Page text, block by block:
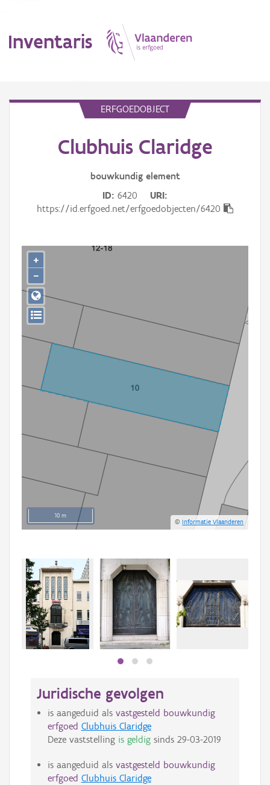
Inventaris
Erfgoedobject
Gebeurtenis
Persoon of collectief
Downloads
Aanmelden
ERFGOEDOBJECT
Clubhuis Claridge
bouwkundig element
ID 6420
URI
https://id.erfgoed.net/erfgoedobjecten/6420
10 m
©Informatie Vlaanderen
+
−
Juridische gevolgen
is aangeduid als vastgesteld bouwkundig
erfgoed Clubhuis Claridge
Deze vaststelling is geldigsinds 29-03-2019
is aangeduid als vastgesteld bouwkundig
erfgoed Clubhuis Claridge